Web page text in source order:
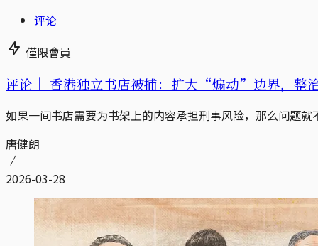
评论
僅限會員
评论｜ 香港独立书店被捕：扩大“煽动”边界，整
如果一间书店需要为书架上的内容承担刑事风险，那么问题
唐健朗
2026-03-28